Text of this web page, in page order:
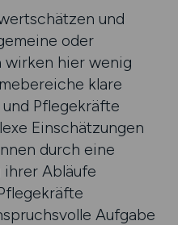
und
oder
wirken hier wenig
klare
Pflegekräfte
Einschätzungen
durch eine
ihrer Abläufe
Aufgabe